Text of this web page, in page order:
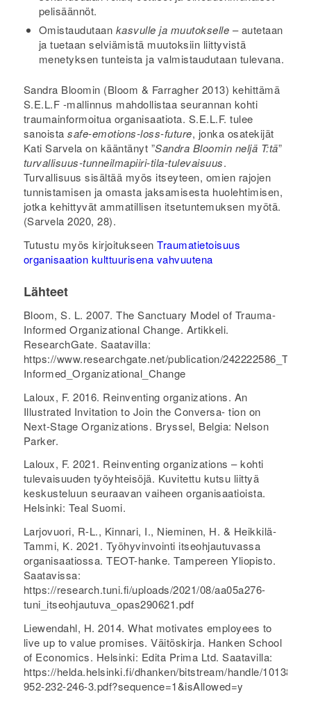
pelisäännöt.
Omistaudutaan kasvulle ja muutokselle – autetaan
ja tuetaan selviämistä muutoksiin liittyvistä
menetyksen tunteista ja valmistaudutaan tulevana.
Sandra Bloomin (Bloom & Farragher 2013) kehittämä
S.E.L.F -mallinnus mahdollistaa seurannan kohti
traumainformoitua organisaatiota. S.E.L.F. tulee
sanoistasafe-emotions-loss-future, jonka osatekijät
Kati Sarvela on kääntänyt ”Sandra Bloomin neljä T:tä”
turvallisuus-tunneilmapiiri-tila-tulevaisuus.
Turvallisuus sisältää myös itseyteen, omien rajojen
tunnistamisen ja omasta jaksamisesta huolehtimisen,
jotka kehittyvät ammatillisen itsetuntemuksen myötä.
(Sarvela 2020, 28).
Tutustu myös kirjoitukseenTraumatietoisuus
organisaation kulttuurisena vahvuutena
Lähteet
Bloom, S. L. 2007. The Sanctuary Model of Trauma-
Informed Organizational Change. Artikkeli.
ResearchGate. Saatavilla:
https://www.researchgate.net/publication/
Informed_Organizational_Change
Laloux, F. 2016. Reinventing organizations. An
Illustrated Invitation to Join the Conversa- tion on
Next-Stage Organizations. Bryssel, Belgia: Nelson
Parker.
Laloux, F. 2021. Reinventing organizations – kohti
tulevaisuuden työyhteisöjä. Kuvitettu kutsu liittyä
keskusteluun seuraavan vaiheen organisaatioista.
Helsinki: Teal Suomi.
Larjovuori, R-L., Kinnari, I., Nieminen, H. & Heikkilä-
Tammi, K. 2021. Työhyvinvointi itseohjautuvassa
organisaatiossa. TEOT-hanke. Tampereen Yliopisto.
Saatavissa:
https://research.tuni.fi/uploads/2021/08/aa05a276-
tuni_itseohjautuva_opas290621.pdf
Liewendahl, H. 2014. What motivates employees to
live up to value promises. Väitöskirja. Hanken School
of Economics. Helsinki: Edita Prima Ltd. Saatavilla:
https://helda.helsinki.fi/dhanken/bitstream/handle/10138/
952-232-246-3.pdf?sequence=1&isAllowed=y